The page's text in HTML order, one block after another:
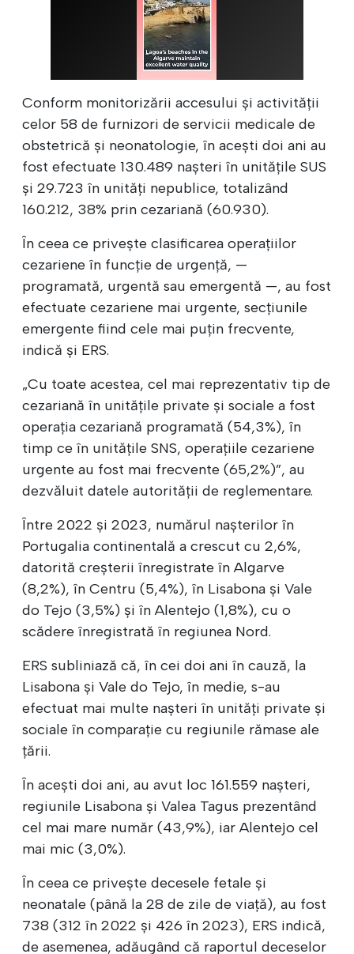
Conform monitorizării accesului și activității
celor 58 de furnizori de servicii medicale de
obstetrică și neonatologie, în acești doi ani au
fost efectuate 130.489 nașteri în unitățile SUS
și 29.723 în unități nepublice, totalizând
160.212, 38% prin cezariană (60.930).
În ceea ce privește clasificarea operațiilor
cezariene în funcție de urgență, —
programată, urgentă sau emergentă —, au fost
efectuate cezariene mai urgente, secțiunile
emergente fiind cele mai puțin frecvente,
indică și ERS.
„Cu toate acestea, cel mai reprezentativ tip de
cezariană în unitățile private și sociale a fost
operația cezariană programată (54,3%), în
timp ce în unitățile SNS, operațiile cezariene
urgente au fost mai frecvente (65,2%)”, au
dezvăluit datele autorității de reglementare.
Între 2022 și 2023, numărul nașterilor în
Portugalia continentală a crescut cu 2,6%,
datorită creșterii înregistrate în Algarve
(8,2%), în Centru (5,4%), în Lisabona și Vale
do Tejo (3,5%) și în Alentejo (1,8%), cu o
scădere înregistrată în regiunea Nord.
ERS subliniază că, în cei doi ani în cauză, la
Lisabona și Vale do Tejo, în medie, s-au
efectuat mai multe nașteri în unități private și
sociale în comparație cu regiunile rămase ale
țării.
În acești doi ani, au avut loc 161.559 nașteri,
regiunile Lisabona și Valea Tagus prezentând
cel mai mare număr (43,9%), iar Alentejo cel
mai mic (3,0%).
În ceea ce privește decesele fetale și
neonatale (până la 28 de zile de viață), au fost
738 (312 în 2022 și 426 în 2023), ERS indică,
de asemenea, adăugând că raportul deceselor